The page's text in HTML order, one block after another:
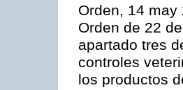
Orden, 14
Orden de 22
apartado tres
controles
los productos